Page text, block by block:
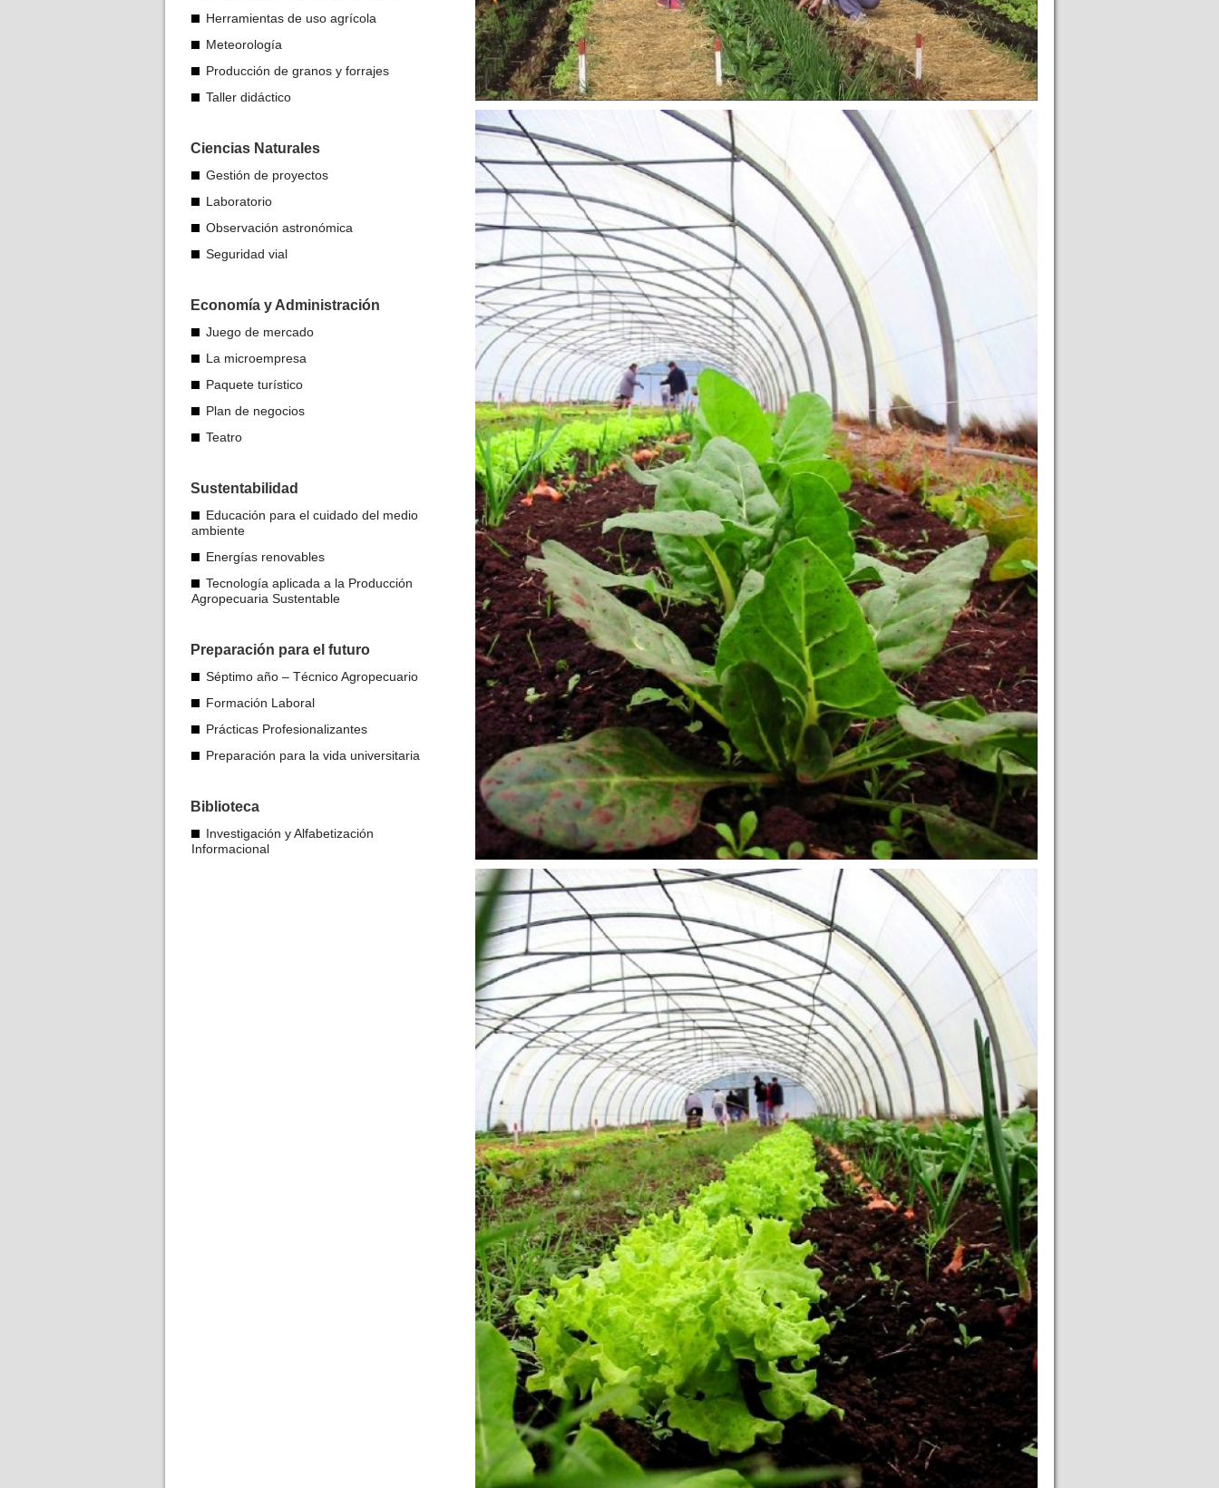
Herramientas de uso agrícola
Meteorología
Producción de granos y forrajes
Taller didáctico
Ciencias Naturales
Gestión de proyectos
Laboratorio
Observación astronómica
Seguridad vial
Economía y Administración
Juego de mercado
La microempresa
Paquete turístico
Plan de negocios
Teatro
Sustentabilidad
Educación para el cuidado del medio
ambiente
Energías renovables
Tecnología aplicada a la Producción
Agropecuaria Sustentable
Preparación para el futuro
Séptimo año – Técnico Agropecuario
Formación Laboral
Prácticas Profesionalizantes
Preparación para la vida universitaria
Biblioteca
Investigación y Alfabetización
Informacional